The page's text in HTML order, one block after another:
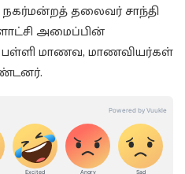
நகர்மன்றத் தலைவர் சாந்தி
அமைப்பின்
பள்ளி மாணவ, மாணவியர்கள்